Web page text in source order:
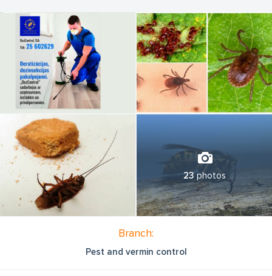
23photos
Branch:
Pest and vermin control